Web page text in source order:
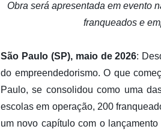
Obra será apresentada em evento
franqueados e
São Paulo (SP), maio de 2026:
do empreendedorismo. O que
Paulo, se consolidou como uma
escolas em operação, 200
um novo capítulo com o